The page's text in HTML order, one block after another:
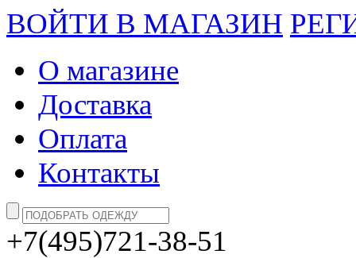
ВОЙТИ В МАГАЗИН
О магазине
Доставка
Оплата
Контакты
+7(495)721-38-51